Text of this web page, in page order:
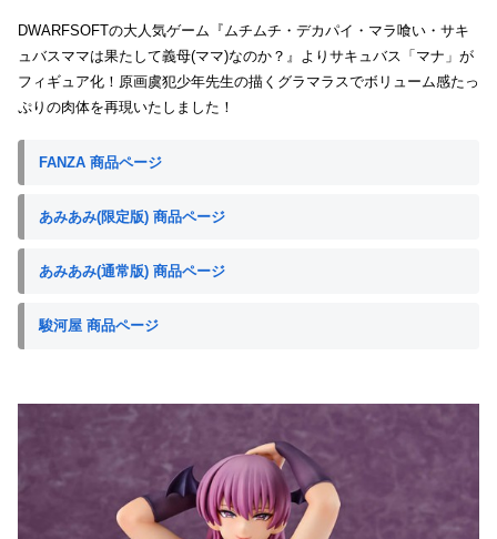
DWARFSOFTの大人気ゲーム『ムチムチ・デカパイ・マラ喰い・サキ
ュバスママは果たして義母(ママ)なのか？』よりサキュバス「マナ」が
フィギュア化！原画虞犯少年先生の描くグラマラスでボリューム感たっ
ぷりの肉体を再現いたしました！
FANZA 商品ページ
あみあみ(限定版) 商品ページ
あみあみ(通常版) 商品ページ
駿河屋 商品ページ